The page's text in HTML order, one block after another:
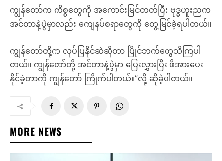
ကျွန်တော်က ကိစ္စတွေကို အကောင်းမြင်တတ်ပြီး ဗုဒ္ဓဟူးညက
အင်တာနဲ့ပွဲမှာလည်း ကျေနပ်စရာတွေကို တွေ့မြင်ခဲ့ရပါတယ်။
ကျွန်တော်တို့က လုပ်ပြနိုင်ဆဲဆိုတာ ပြိုင်ဘက်တွေသိကြပါ
တယ်။ ကျွန်တော်တို့ အင်တာနဲ့ပွဲမှာ ပြေးလွှားပြီး ဖိအားပေး
နိုင်ခဲ့တာကို ကျွန်တော် ကြိုက်ပါတယ်။”လို့ ဆိုခဲ့ပါတယ်။
MORE NEWS